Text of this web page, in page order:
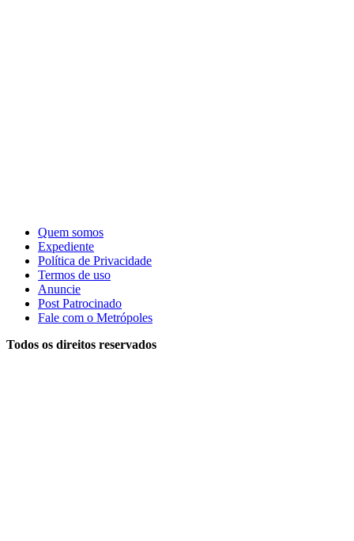
Quem somos
Expediente
Política de Privacidade
Termos de uso
Anuncie
Post Patrocinado
Fale com o Metrópoles
Todos os direitos reservados